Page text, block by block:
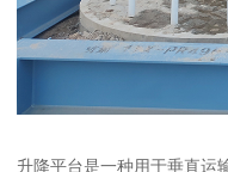
升降平台是一种用于垂直运